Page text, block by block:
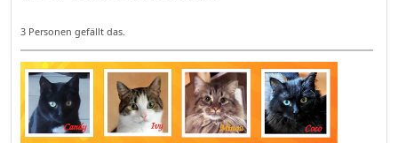
3 Personen gefällt das.